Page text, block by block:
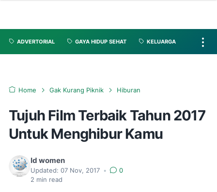
ADVERTORIAL GAYA HIDUP SEHAT KELUARGA
Home Gak Kurang Piknik Hiburan
Tujuh Film Terbaik Tahun 2017
Untuk Menghibur Kamu
Id women
Updated: 07 Nov, 2017 •
0
2 min read